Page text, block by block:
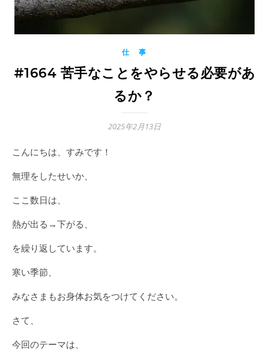
仕 事
#1664 苦手なことをやらせる必要があ
るか？
2025年2月13日
こんにちは、すみです！
無理をしたせいか、
ここ数日は、
熱が出る→下がる、
を繰り返しています。
寒い季節、
みなさまもお身体お気をつけてください。
さて、
今回のテーマは、